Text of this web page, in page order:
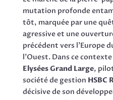
mutation profonde
tôt, marquée par une
agressive et une
précédent vers l’Europe
l’Ouest. Dans ce
Elysées Grand Large,
société de gestion HSBC
décisive de son